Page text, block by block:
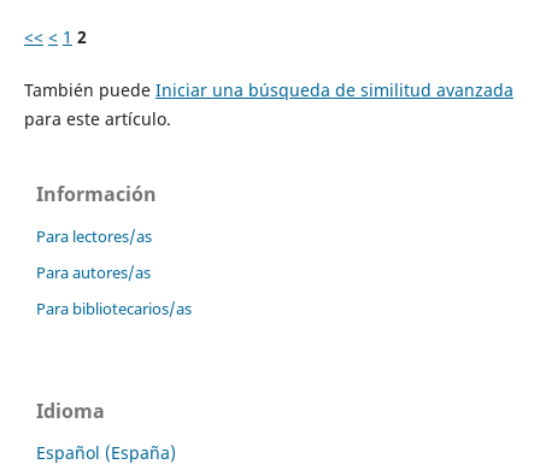
<< < 1 2
También puede Iniciar una búsqueda de similitud avanzada
para este artículo.
Información
Para lectores/as
Para autores/as
Para bibliotecarios/as
Idioma
Español (España)